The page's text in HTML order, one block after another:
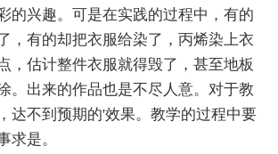
的兴趣。可是在实践的过程中，有的
，有的却把衣服给染了，丙烯染上衣
，估计整件衣服就得毁了，甚至地板
。出来的作品也是不尽人意。对于教
达不到预期的'效果。教学的过程中要
求是。